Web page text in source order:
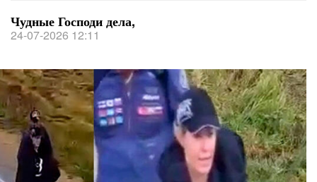
Чудные Господи дела,
24-07-2026 12:11